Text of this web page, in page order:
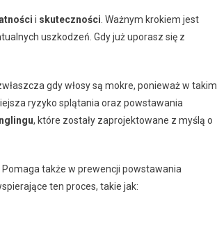
i skuteczności . Ważnym krokiem jest
uszkodzeń. Gdy już uporasz się z
gdy włosy są mokre, ponieważ w takim
ryzyko splątania oraz powstawania
, które zostały zaprojektowane z myślą o
także w prewencji powstawania
ten proces, takie jak: